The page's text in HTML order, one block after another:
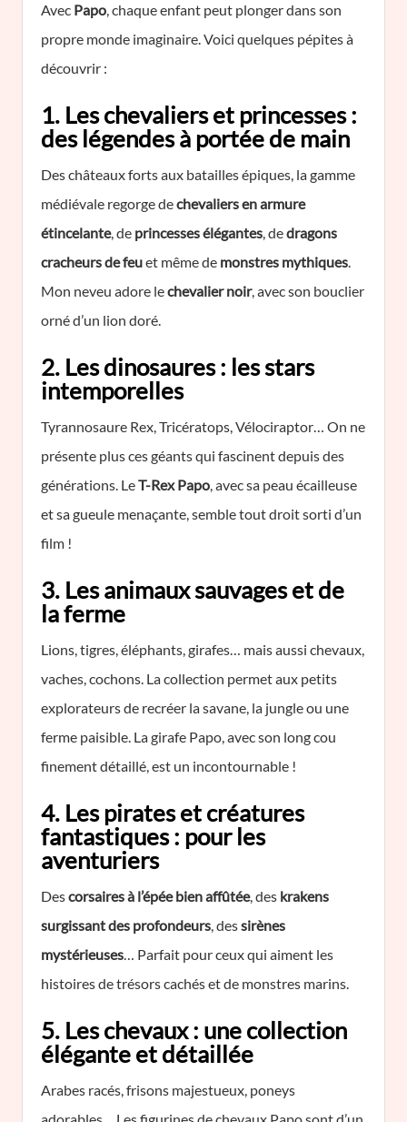
Avec Papo, chaque enfant peut plonger dans son
propre monde imaginaire. Voici quelques pépites à
découvrir :
1. Les chevaliers et princesses :
des légendes à portée de main
Des châteaux forts aux batailles épiques, la gamme
médiévale regorge dechevaliers en armure
étincelante, de princesses élégantes, dedragons
cracheurs de feuet même de monstres mythiques.
Mon neveu adore lechevalier noir, avec son bouclier
orné d’un lion doré.
2. Les dinosaures : les stars
intemporelles
Tyrannosaure Rex, Tricératops, Vélociraptor… On ne
présente plus ces géants qui fascinent depuis des
générations. LeT-Rex Papo, avec sa peau écailleuse
et sa gueule menaçante, semble tout droit sorti d’un
film !
3. Les animaux sauvages et de
la ferme
Lions, tigres, éléphants, girafes… mais aussi chevaux,
vaches, cochons. La collection permet aux petits
explorateurs de recréer la savane, la jungle ou une
ferme paisible. La girafe Papo, avec son long cou
finement détaillé, est un incontournable !
4. Les pirates et créatures
fantastiques : pour les
aventuriers
Descorsaires à l’épée bien affûtée, des krakens
surgissant des profondeurs, dessirènes
mystérieuses… Parfait pour ceux qui aiment les
histoires de trésors cachés et de monstres marins.
5. Les chevaux : une collection
élégante et détaillée
Arabes racés, frisons majestueux, poneys